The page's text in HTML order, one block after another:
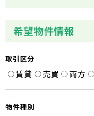
希望物件情報
取引区分
賃貸 売買 両方
物件種別